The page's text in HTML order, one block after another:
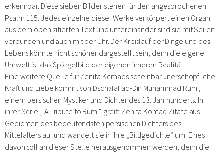
erkennbar. Diese sieben Bilder stehen für den angesprochenen
Psalm 115. Jedes einzelne dieser Werke verkörpert einen Organ
aus dem oben zitierten Text und untereinander sind sie mit Seilen
verbunden und auch mit der Uhr. Der Kreislauf der Dinge und des
Lebens könnte nicht schöner dargestellt sein, denn die eigene
Umwelt ist das Spiegelbild der eigenen inneren Realität.
Eine weitere Quelle für Zenita Komads scheinbar unerschöpfliche
Kraft und Liebe kommt von Dschalal ad-Din Muhammad Rumi,
einem persischen Mystiker und Dichter des 13. Jahrhunderts. In
ihrer Serie „ A Tribute to Rumi“ greift Zenita Komad Zitate aus
Gedichten des bedeutendsten persischen Dichters des
Mittelalters auf und wandelt sie in ihre „Bildgedichte“ um. Eines
davon soll an dieser Stelle herausgenommen werden, denn die